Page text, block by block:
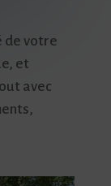
de votre
et
avec